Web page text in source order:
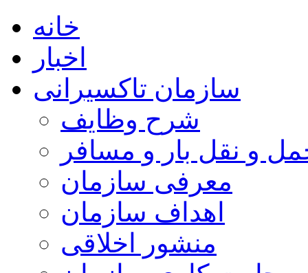
خانه
اخبار
سازمان تاکسیرانی
شرح وظایف
و نقل بار و مسافر
معرفی سازمان
اهداف سازمان
منشور اخلاقی